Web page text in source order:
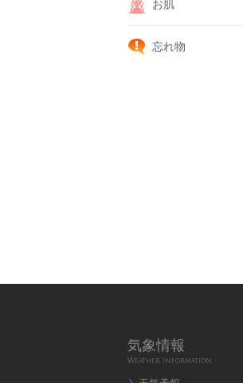
お肌
忘れ物
気象情報
Weather Information